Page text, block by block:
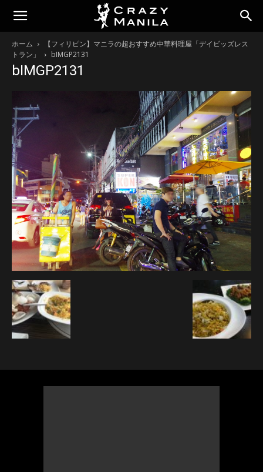
ホーム
【フィリピン】マニラの超おすすめ中華料理屋「デイビッズレス
トラン」
bIMGP2131
bIMGP2131